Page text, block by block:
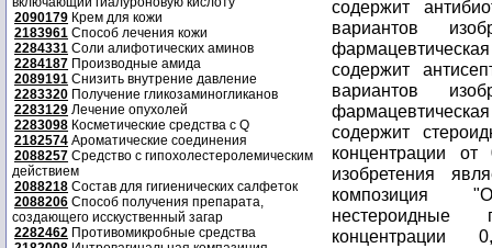
2090179 Крем для кожи
2183961 Способ лечения кожи
2284331 Соли алифотических аминов
2284187 Производные амида
2089191 Снизить внутрение давление
2283320 Получение гликозаминогликанов
2283129 Лечение опухолей
2283098 Косметические средства с Q
2182574 Ароматические соединения
2088257 Средство с гипохолестеролемическим
действием
2088218 Состав для гигиенических салфеток
2088206 Способ получения препарата,
создающего исскуственный загар
2282462 Противомикробные средства
содержит
вариантов
содержит
вариантов
содержит
концентрации
изобретения
композиция
нестероидные
концентрации